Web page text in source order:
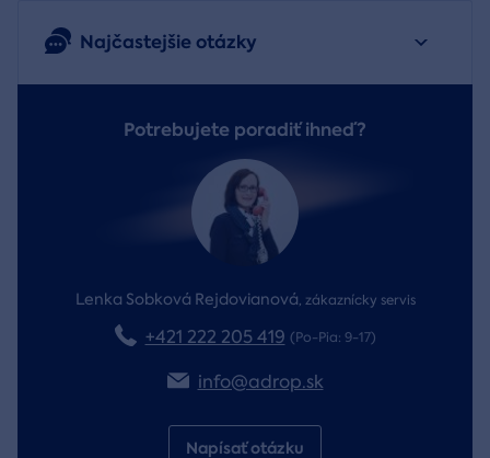
Najčastejšie otázky
Potrebujete poradiť ihneď?
Lenka Sobková Rejdovianová, zákaznícky servis
+421 222 205 419 (Po-Pia: 9-17)
info@adrop.sk
Napísať otázku